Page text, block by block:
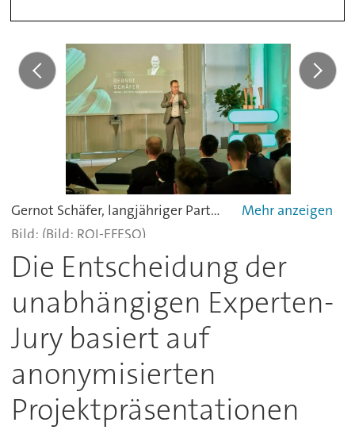
Gernot Schäfer, langjähriger Partner bei ROI-EFESO mit hoher Industrieexpertise, moderierte routiniert durch das kurzweilige und inspirierende Event.
(Bild: ROI-EFESO)
Die Entscheidung der
unabhängigen Experten-
Jury basiert auf
anonymisierten
Projektpräsentationen